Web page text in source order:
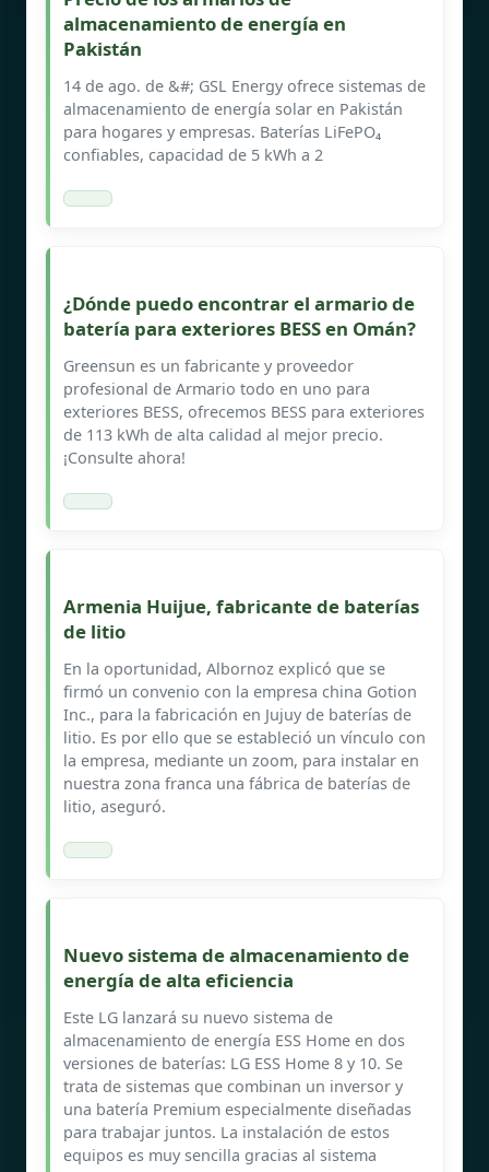
almacenamiento de energía en
Pakistán
14 de ago. de &#; GSL Energy ofrece sistemas de
almacenamiento de energía solar en Pakistán
para hogares y empresas. Baterías LiFePO₄
confiables, capacidad de 5 kWh a 2
¿Dónde puedo encontrar el armario de
batería para exteriores BESS en Omán?
Greensun es un fabricante y proveedor
profesional de Armario todo en uno para
exteriores BESS, ofrecemos BESS para exteriores
de 113 kWh de alta calidad al mejor precio.
¡Consulte ahora!
Armenia Huijue, fabricante de baterías
de litio
En la oportunidad, Albornoz explicó que se
firmó un convenio con la empresa china Gotion
Inc., para la fabricación en Jujuy de baterías de
litio. Es por ello que se estableció un vínculo con
la empresa, mediante un zoom, para instalar en
nuestra zona franca una fábrica de baterías de
litio, aseguró.
Nuevo sistema de almacenamiento de
energía de alta eficiencia
Este LG lanzará su nuevo sistema de
almacenamiento de energía ESS Home en dos
versiones de baterías: LG ESS Home 8 y 10. Se
trata de sistemas que combinan un inversor y
una batería Premium especialmente diseñadas
para trabajar juntos. La instalación de estos
equipos es muy sencilla gracias al sistema